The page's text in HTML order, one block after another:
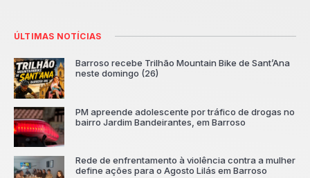
ÚLTIMAS NOTÍCIAS
Barroso recebe Trilhão Mountain Bike de Sant’Ana
neste domingo (26)
PM apreende adolescente por tráfico de drogas no
bairro Jardim Bandeirantes, em Barroso
Rede de enfrentamento à violência contra a mulher
define ações para o Agosto Lilás em Barroso